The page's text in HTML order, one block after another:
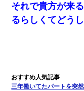
体中に赤い蕁麻疹みた
ル薔薇色ひこう疹」と
リしてた
それで貴方が来
るらしくてどう
三年働いてたパートを突